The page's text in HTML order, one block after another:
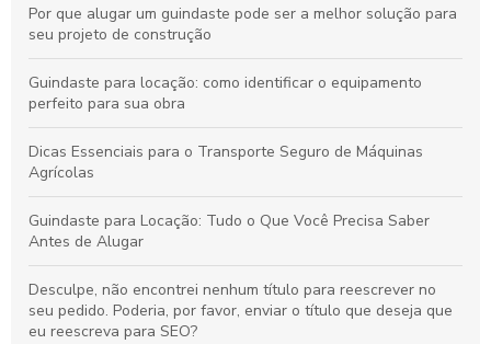
Por que alugar um guindaste pode ser a melhor solução para
seu projeto de construção
Guindaste para locação: como identificar o equipamento
perfeito para sua obra
Dicas Essenciais para o Transporte Seguro de Máquinas
Agrícolas
Guindaste para Locação: Tudo o Que Você Precisa Saber
Antes de Alugar
Desculpe, não encontrei nenhum título para reescrever no
seu pedido. Poderia, por favor, enviar o título que deseja que
eu reescreva para SEO?